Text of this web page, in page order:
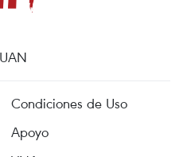
Condiciones de Uso
Apoyo